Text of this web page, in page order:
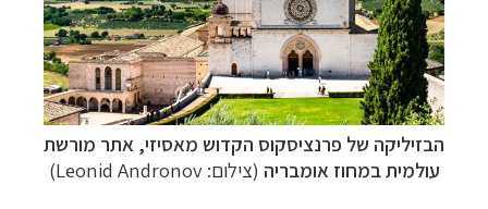
הבזיליקה של פרנציסקוס הקדוש מאסיזי, אתר מורשת
עולמית במחוז אומבריה (צילום:Leonid Andronov
)